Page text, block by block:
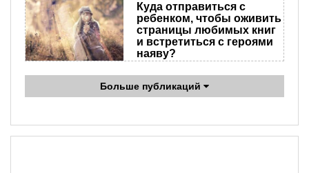
Куда отправиться с
ребенком, чтобы оживить
страницы любимых книг
и встретиться с героями
наяву?
Больше публикаций